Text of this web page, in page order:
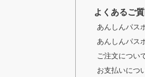
よくあるご
あんしんパス
あんしんパス
ご注文につい
お支払いにつ